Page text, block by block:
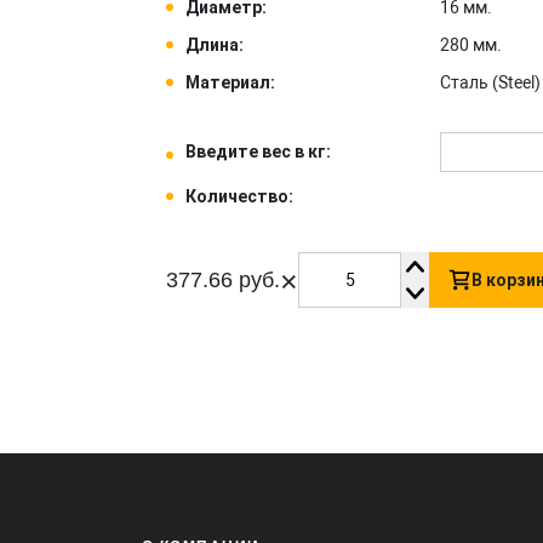
Диаметр:
16 мм.
Длина:
280 мм.
Материал:
Сталь (Steel) .
Введите вес в кг:
Количество:
377.66 руб.× В